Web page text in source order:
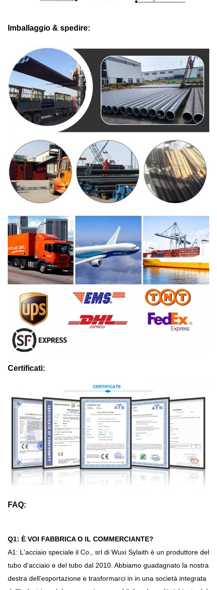
Imballaggio & spedire:
Certificati:
FAQ:
Q1: È VOI FABBRICA O IL COMMERCIANTE?
A1: L'acciaio speciale il Co., srl di Wuxi Sylaith è un produttore del
tubo d'acciaio e del tubo dal 2010. Abbiamo guadagnato la nostra
destra dell'esportazione e trasformarci in in una società integrata